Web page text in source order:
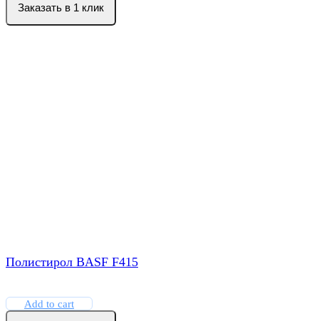
Заказать в 1 клик
Полистирол BASF F415
Add to cart